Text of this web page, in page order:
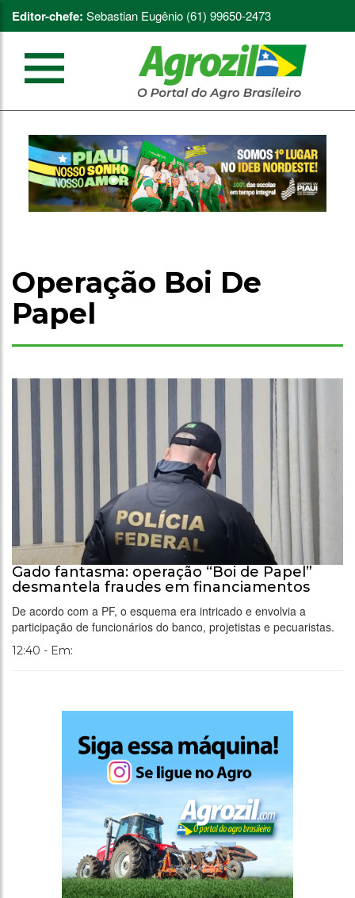
Editor-chefe: Sebastian Eugênio (61) 99650-2473
Operação Boi De
Papel
Gado fantasma: operação “Boi de Papel”
desmantela fraudes em financiamentos
De acordo com a PF, o esquema era intricado e envolvia a
participação de funcionários do banco, projetistas e pecuaristas.
12:40 - Em: